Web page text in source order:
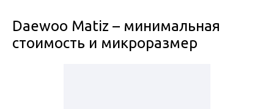
Daewoo Matiz – минимальная
стоимость и микроразмер